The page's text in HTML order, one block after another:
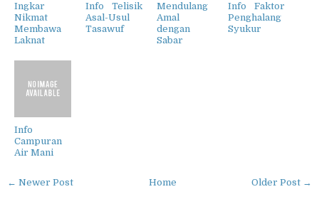
Ingkar
Nikmat
Membawa
Laknat
Info Telisik
Asal-Usul
Tasawuf
Mendulang
Amal
dengan
Sabar
Info Faktor
Penghalang
Syukur
Info
Campuran
Air Mani
← Newer Post Older Post →
Home